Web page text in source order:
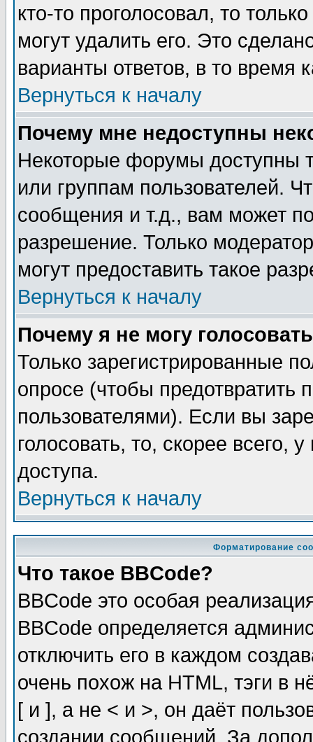
кто-то проголосовал, то
могут удалить его. Это
варианты ответов, в то время
Вернуться к началу
Почему мне недоступны
Некоторые форумы доступны
или группам пользователей.
сообщения и т.д., вам может
разрешение. Только
могут предоставить такое
Вернуться к началу
Почему я не могу
Только зарегистрированные
опросе (чтобы предотвратить
пользователями). Если вы
голосовать, то, скорее всего,
доступа.
Вернуться к началу
Форматирование
Что такое BBCode?
BBCode это особая
BBCode определяется
отключить его в каждом
очень похож на HTML, тэги в
[ и ], а не < и >, он даёт
создании сообщений. За